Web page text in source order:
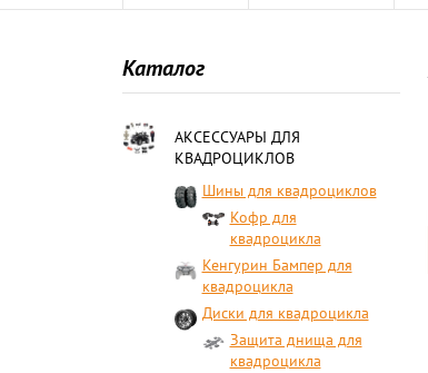
Каталог
АКСЕССУАРЫ ДЛЯ
КВАДРОЦИКЛОВ
Шины для квадроциклов
Кофр для
квадроцикла
Кенгурин Бампер для
квадроцикла
Диски для квадроцикла
Защита днища для
квадроцикла